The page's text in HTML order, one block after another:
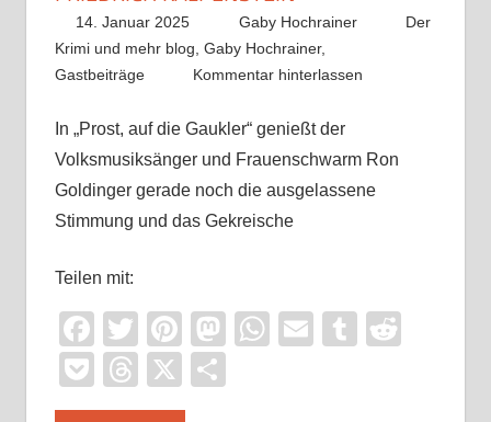
14. Januar 2025 Gaby Hochrainer
Der
Krimi und mehr blog Gaby Hochrainer,
Gastbeiträge
Kommentar hinterlassen
In „Prost, auf die Gaukler“ genießt der
Volksmusiksänger und Frauenschwarm Ron
Goldinger gerade noch die ausgelassene
Stimmung und das Gekreische
Teilen mit:
Facebook
TwitterPinterest
Mastodon
WhatsApp
EmailTumblr
PocketThreads
X